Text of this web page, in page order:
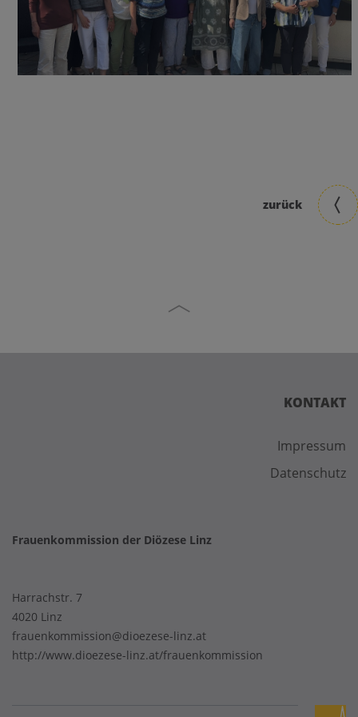
zurück
KONTAKT
Impressum
Datenschutz
Frauenkommission der Diözese Linz
Harrachstr. 7
4020 Linz
frauenkommission@dioezese-linz.at
http://www.dioezese-linz.at/frauenkommission